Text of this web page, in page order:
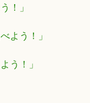
！」
よう！」
う！」